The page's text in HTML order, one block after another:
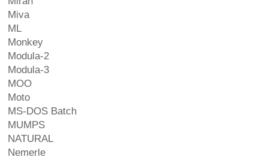
Miva
ML
Monkey
Modula-2
Modula-3
MOO
Moto
MS-DOS Batch
MUMPS
NATURAL
Nemerle